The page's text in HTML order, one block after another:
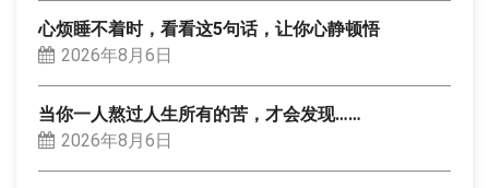
心烦睡不着时，看看这5句话，让你心静顿悟
2026年8月6日
当你一人熬过人生所有的苦，才会发现……
2026年8月6日